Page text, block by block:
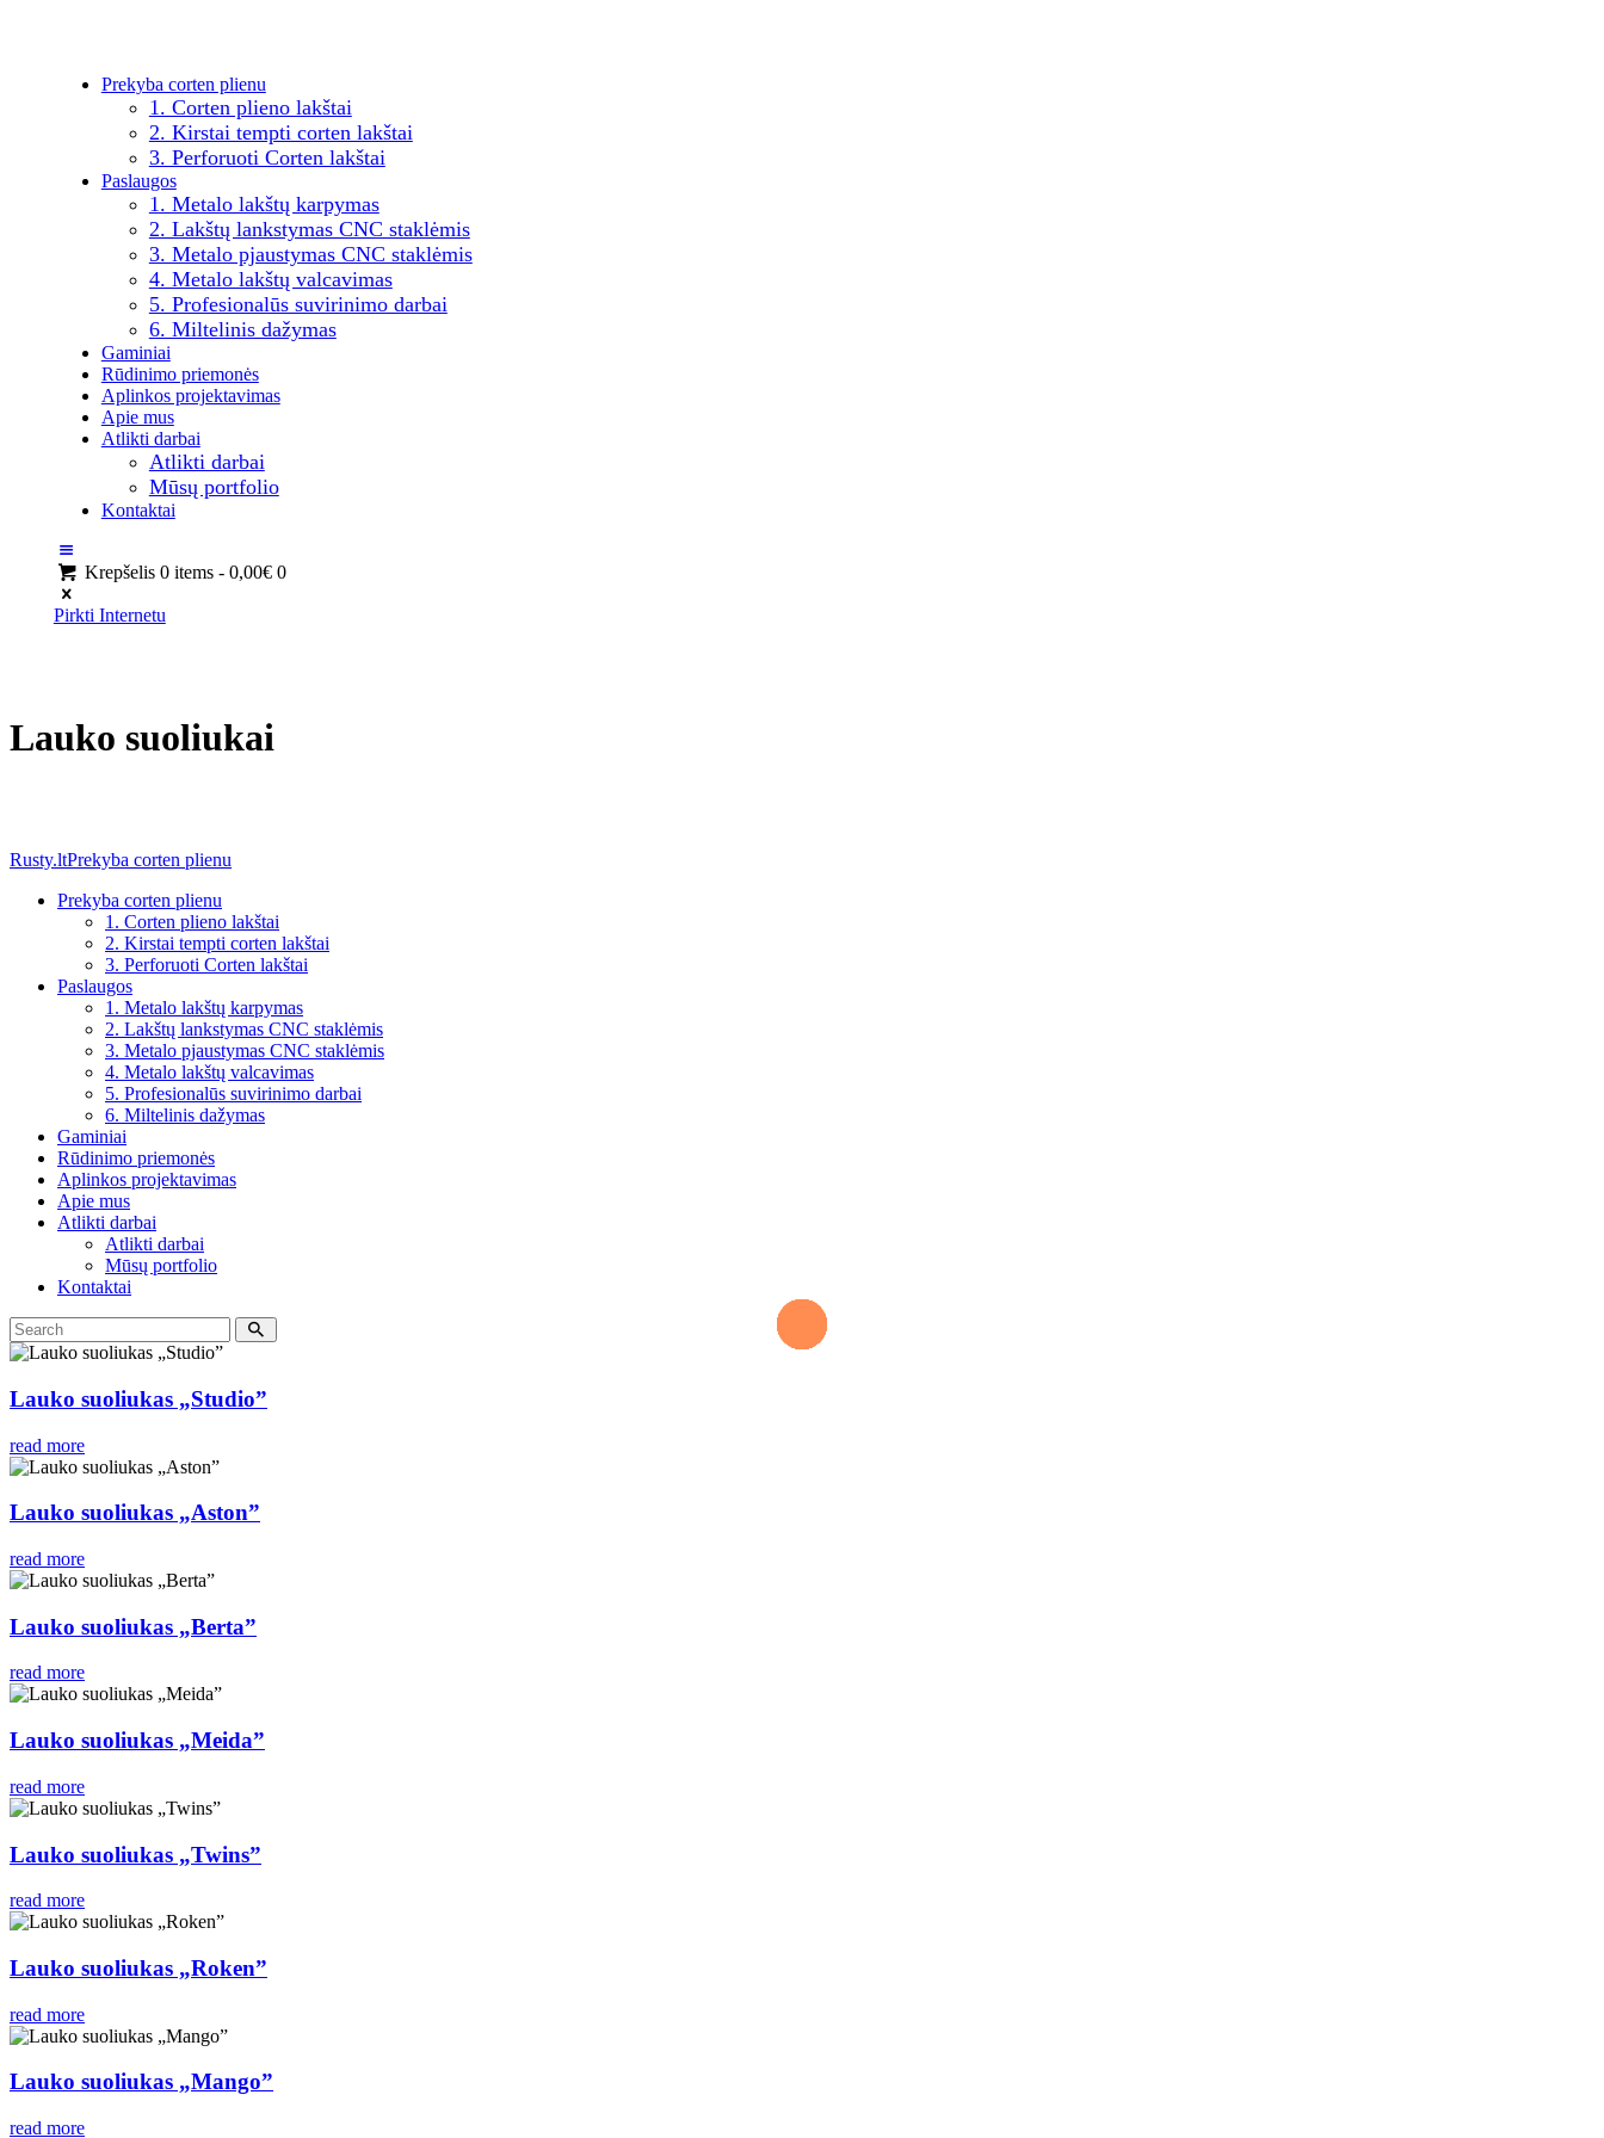
Prekyba corten plienu
1. Corten plieno lakštai
2. Kirstai tempti corten lakštai
3. Perforuoti Corten lakštai
Paslaugos
1. Metalo lakštų karpymas
2. Lakštų lankstymas CNC staklėmis
3. Metalo pjaustymas CNC staklėmis
4. Metalo lakštų valcavimas
5. Profesionalūs suvirinimo darbai
6. Miltelinis dažymas
Gaminiai
Rūdinimo priemonės
Aplinkos projektavimas
Apie mus
Atlikti darbai
Atlikti darbai
Mūsų portfolio
Kontaktai
Krepšelis 0 items -0,00€ 0
Pirkti Internetu
Lauko suoliukai
Rusty.ltPrekyba corten plienu
Prekyba corten plienu
1. Corten plieno lakštai
2. Kirstai tempti corten lakštai
3. Perforuoti Corten lakštai
Paslaugos
1. Metalo lakštų karpymas
2. Lakštų lankstymas CNC staklėmis
3. Metalo pjaustymas CNC staklėmis
4. Metalo lakštų valcavimas
5. Profesionalūs suvirinimo darbai
6. Miltelinis dažymas
Gaminiai
Rūdinimo priemonės
Aplinkos projektavimas
Apie mus
Atlikti darbai
Atlikti darbai
Mūsų portfolio
Kontaktai
Lauko suoliukas „Studio”
read more
Lauko suoliukas „Aston”
read more
Lauko suoliukas „Berta”
read more
Lauko suoliukas „Meida”
read more
Lauko suoliukas „Twins”
read more
Lauko suoliukas „Roken”
read more
Lauko suoliukas „Mango”
read more